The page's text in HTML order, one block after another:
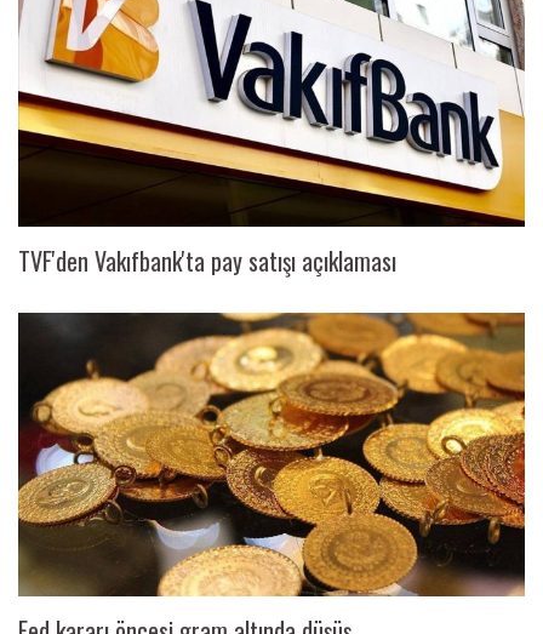
TVF'den Vakıfbank'ta pay satışı açıklaması